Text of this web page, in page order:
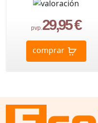
pvp. 29,95 €
comprar